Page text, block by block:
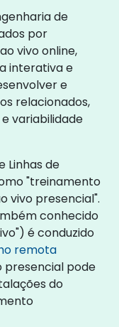
de
por
vivo online,
interativa e
e
relacionados,
variabilidade
Linhas de
"treinamento
vivo presencial".
conhecido
é conduzido
remota
presencial pode
do